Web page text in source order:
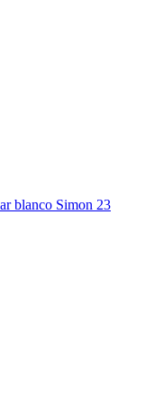
blanco Simon 23